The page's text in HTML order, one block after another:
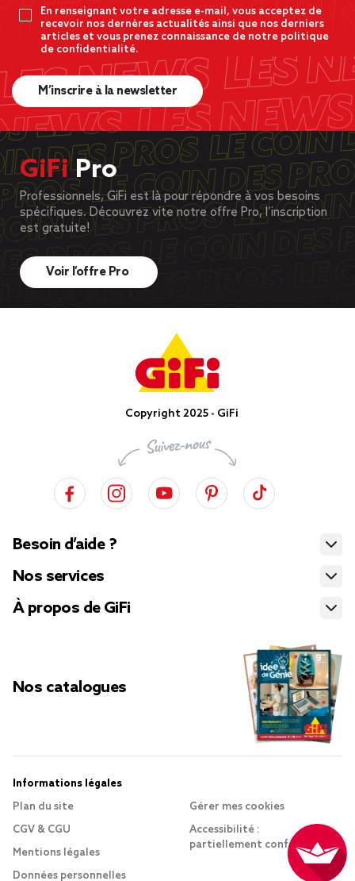
En renseignant votre adresse e-mail, vous acceptez de
recevoir nos dernères actualités ainsi que nos derniers
articles et vous prenez connaissance de notre politique
de confidentialité.
M’inscrire à la newsletter
GiFiPro
Professionnels, GiFi est là pour répondre à vos besoins
spécifiques. Découvrez vite notre offre Pro, l’inscription
est gratuite!
Voir l’offre Pro
Copyright 2025 - GiFi
Besoin d’aide ?
Nos services
À propos de GiFi
Nos catalogues
Informations légales
Plan du site
CGV & CGU
Mentions légales
Données personnelles
Gérer mes cookies
Accessibilité :
partiellement conforme